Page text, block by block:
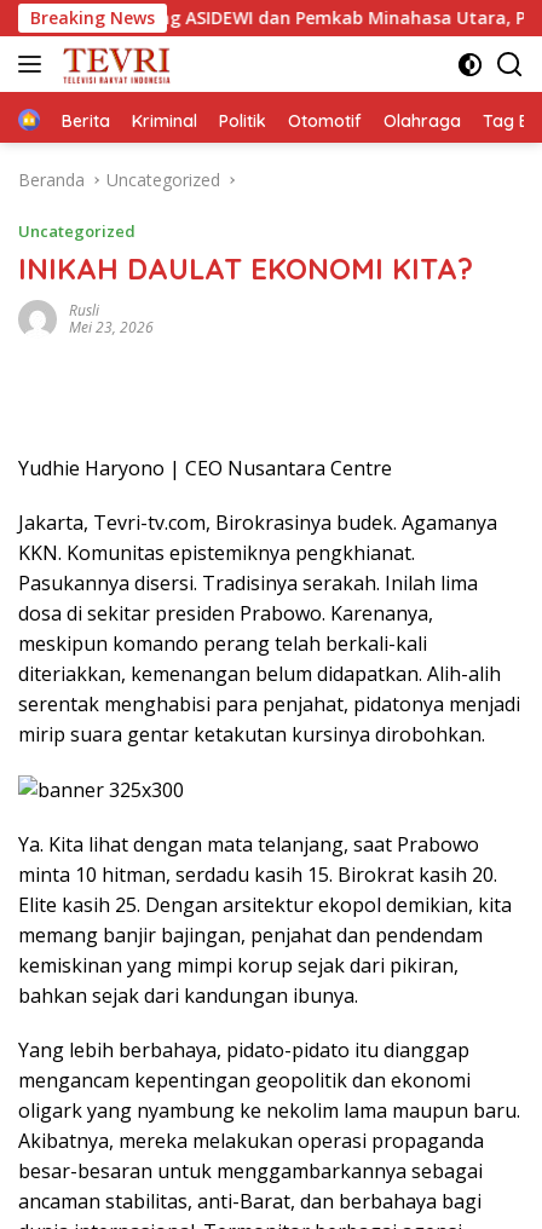
Langsung
ke
konten
Breaking News
ASIDEWI dan Pemkab Minahasa Utara, Perkuat Nilai Jual
HomeBerita Kriminal Politik Otomotif Olahraga Tag
Beranda Uncategorized
Uncategorized
INIKAH DAULAT EKONOMI KITA?
Rusli
Mei 23, 2026
Yudhie Haryono | CEO Nusantara Centre
Jakarta, Tevri-tv.com, Birokrasinya budek. Agamanya
KKN. Komunitas epistemiknya pengkhianat.
Pasukannya disersi. Tradisinya serakah. Inilah lima
dosa di sekitar presiden Prabowo. Karenanya,
meskipun komando perang telah berkali-kali
diteriakkan, kemenangan belum didapatkan. Alih-alih
serentak menghabisi para penjahat, pidatonya menjadi
mirip suara gentar ketakutan kursinya dirobohkan.
Ya. Kita lihat dengan mata telanjang, saat Prabowo
minta 10 hitman, serdadu kasih 15. Birokrat kasih 20.
Elite kasih 25. Dengan arsitektur ekopol demikian, kita
memang banjir bajingan, penjahat dan pendendam
kemiskinan yang mimpi korup sejak dari pikiran,
bahkan sejak dari kandungan ibunya.
Yang lebih berbahaya, pidato-pidato itu dianggap
mengancam kepentingan geopolitik dan ekonomi
oligark yang nyambung ke nekolim lama maupun baru.
Akibatnya, mereka melakukan operasi propaganda
besar-besaran untuk menggambarkannya sebagai
ancaman stabilitas, anti-Barat, dan berbahaya bagi